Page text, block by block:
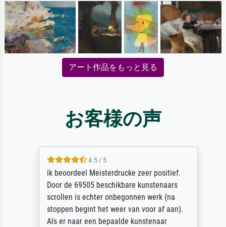
アート作品をもっと見る
お客様の声
4.5 / 5
ik beoordeel Meisterdrucke zeer positief.
Door de 69505 beschikbare kunstenaars
scrollen is echter onbegonnen werk (na
stoppen begint het weer van voor af aan).
Als er naar een bepaalde kunstenaar